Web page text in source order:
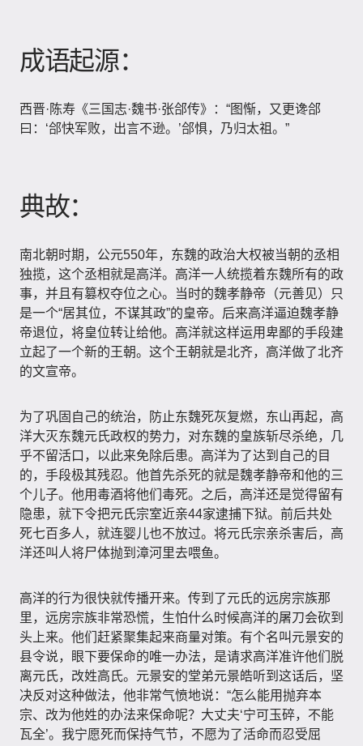
成语起源：
西晋·陈寿《三国志·魏书·张郃传》：“图惭，又更谗郃
曰：‘郃快军败，出言不逊。’郃惧，乃归太祖。”
典故：
南北朝时期，公元550年，东魏的政治大权被当朝的丞相
独揽，这个丞相就是高洋。高洋一人统揽着东魏所有的政
事，并且有篡权夺位之心。当时的魏孝静帝（元善见）只
是一个“居其位，不谋其政”的皇帝。后来高洋逼迫魏孝静
帝退位，将皇位转让给他。高洋就这样运用卑鄙的手段建
立起了一个新的王朝。这个王朝就是北齐，高洋做了北齐
的文宣帝。
为了巩固自己的统治，防止东魏死灰复燃，东山再起，高
洋大灭东魏元氏政权的势力，对东魏的皇族斩尽杀绝，几
乎不留活口，以此来免除后患。高洋为了达到自己的目
的，手段极其残忍。他首先杀死的就是魏孝静帝和他的三
个儿子。他用毒酒将他们毒死。之后，高洋还是觉得留有
隐患，就下令把元氏宗室近亲44家逮捕下狱。前后共处
死七百多人，就连婴儿也不放过。将元氏宗亲杀害后，高
洋还叫人将尸体抛到漳河里去喂鱼。
高洋的行为很快就传播开来。传到了元氏的远房宗族那
里，远房宗族非常恐慌，生怕什么时候高洋的屠刀会砍到
头上来。他们赶紧聚集起来商量对策。有个名叫元景安的
县令说，眼下要保命的唯一办法，是请求高洋准许他们脱
离元氏，改姓高氏。元景安的堂弟元景皓听到这话后，坚
决反对这种做法，他非常气愤地说：“怎么能用抛弃本
宗、改为他姓的办法来保命呢？大丈夫‘宁可玉碎，不能
瓦全’。我宁愿死而保持气节，不愿为了活命而忍受屈